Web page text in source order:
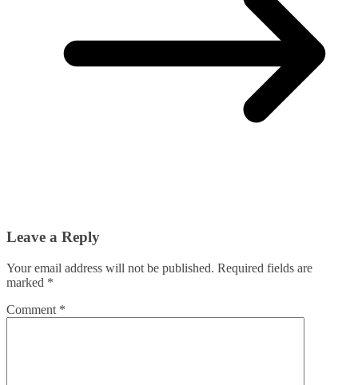
Leave a Reply
Your email address will not be published. Required fields are
marked *
Comment *